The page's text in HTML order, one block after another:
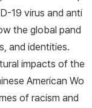
19 virus and anti
the global pand
and identities.
impacts of the
American Wo
of racism and